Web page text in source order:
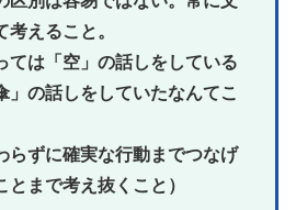
えること。
ては「空」の話しをしている
」の話しをしていたなんてこ
ずに確実な行動までつなげ
まで考え抜くこと）